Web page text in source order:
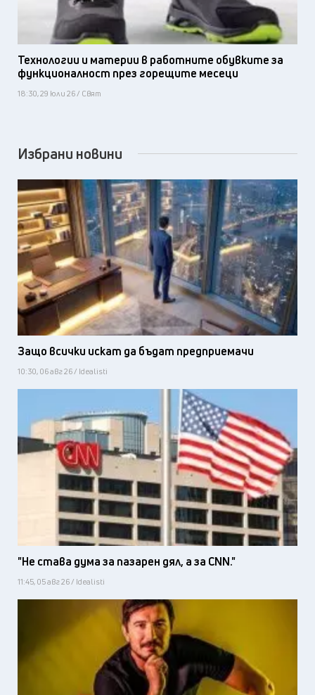
Технологии и материи в работните обувките за
функционалност през горещите месеци
18:30, 29 юли 26 / Свят
Избрани новини
Защо всички искат да бъдат предприемачи
10:30, 06 авг 26 / Idealisti
"Не става дума за пазарен дял, а за CNN."
11:45, 05 авг 26 / Idealisti